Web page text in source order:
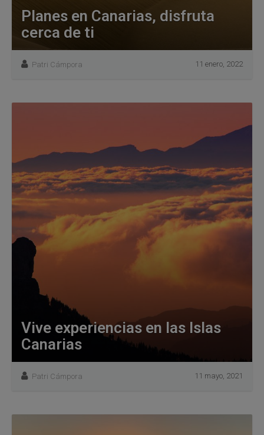
Planes en Canarias, disfruta
cerca de ti
Patri Cámpora 11 enero, 2022
Vive experiencias en las Islas
Canarias
Patri Cámpora 11 mayo, 2021